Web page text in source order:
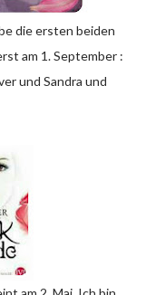
am 1. September :
und Sandra und